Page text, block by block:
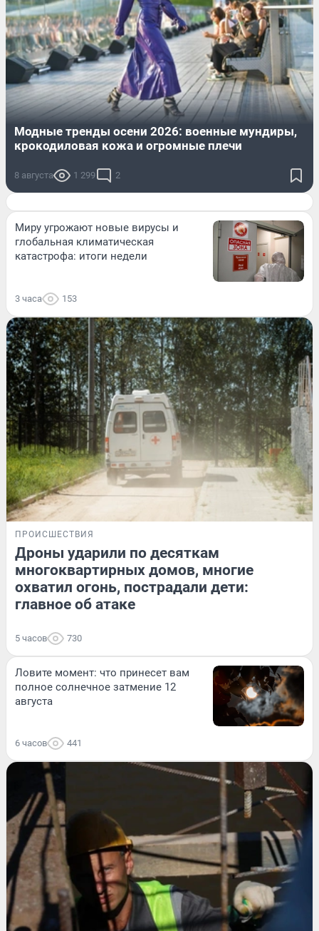
Модные тренды осени 2026: военные мундиры,
крокодиловая кожа и огромные плечи
8 августа 1 299 2
Миру угрожают новые вирусы и
глобальная климатическая
катастрофа: итоги недели
3 часа 153
ПРОИСШЕСТВИЯ
Дроны ударили по десяткам
многоквартирных домов, многие
охватил огонь, пострадали дети:
главное об атаке
5 часов 730
Ловите момент: что принесет вам
полное солнечное затмение 12
августа
6 часов 441